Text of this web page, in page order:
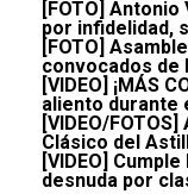
[FOTO]
por infidelidad,
[FOTO]
convocados de
[VIDEO] ¡MÁS
aliento durante
[VIDEO/
Clásico del
[VIDEO]
desnuda por